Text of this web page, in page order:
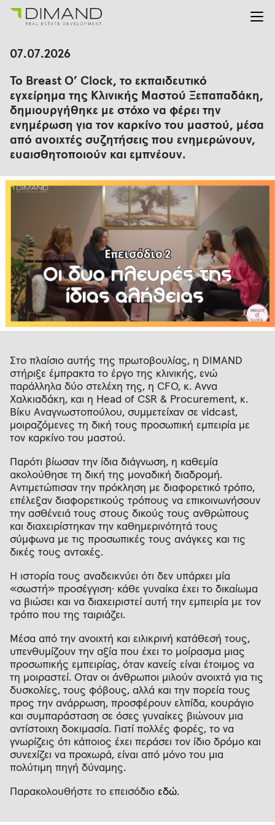
Για εμάς
Επενδυτικές Σχέσεις
Νέα
En Gr
07.07.2026
To Breast O’ Clock, το εκπαιδευτικό
εγχείρημα της Κλινικής Μαστού Ξεπαπαδάκη,
δημιουργήθηκε με στόχο να φέρει την
ενημέρωση για τον καρκίνο του μαστού, μέσα
από ανοιχτές συζητήσεις που ενημερώνουν,
ευαισθητοποιούν και εμπνέουν.
Στο πλαίσιο αυτής της πρωτοβουλίας, η DIMAND
στήριξε έμπρακτα το έργο της κλινικής, ενώ
παράλληλα δύο στελέχη της, η CFO, κ. Άννα
Χαλκιαδάκη, και η Head of CSR & Procurement, κ.
Βίκυ Αναγνωστοπούλου, συμμετείχαν σε vidcast,
μοιραζόμενες τη δική τους προσωπική εμπειρία με
τον καρκίνο του μαστού.
Παρότι βίωσαν την ίδια διάγνωση, η καθεμία
ακολούθησε τη δική της μοναδική διαδρομή.
Αντιμετώπισαν την πρόκληση με διαφορετικό τρόπο,
επέλεξαν διαφορετικούς τρόπους να επικοινωνήσουν
την ασθένειά τους στους δικούς τους ανθρώπους
και διαχειρίστηκαν την καθημερινότητά τους
σύμφωνα με τις προσωπικές τους ανάγκες και τις
δικές τους αντοχές.
Η ιστορία τους αναδεικνύει ότι δεν υπάρχει μία
«σωστή» προσέγγιση· κάθε γυναίκα έχει το δικαίωμα
να βιώσει και να διαχειριστεί αυτή την εμπειρία με τον
τρόπο που της ταιριάζει.
Μέσα από την ανοιχτή και ειλικρινή κατάθεσή τους,
υπενθυμίζουν την αξία που έχει το μοίρασμα μιας
προσωπικής εμπειρίας, όταν κανείς είναι έτοιμος να
τη μοιραστεί. Όταν οι άνθρωποι μιλούν ανοιχτά για τις
δυσκολίες, τους φόβους, αλλά και την πορεία τους
προς την ανάρρωση, προσφέρουν ελπίδα, κουράγιο
και συμπαράσταση σε όσες γυναίκες βιώνουν μια
αντίστοιχη δοκιμασία. Γιατί πολλές φορές, το να
γνωρίζεις ότι κάποιος έχει περάσει τον ίδιο δρόμο και
συνεχίζει να προχωρά, είναι από μόνο του μια
πολύτιμη πηγή δύναμης.
Παρακολουθήστε το επεισόδιο εδώ.